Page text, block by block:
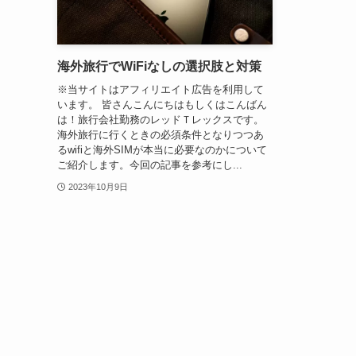
海外旅行でWiFiなしの選択肢と対策
※当サイトはアフィリエイト広告を利用して
います。 皆さんこんにちはもしくはこんばん
は！旅行会社勤務のレッドＴレックスです。
海外旅行に行くときの必須条件となりつつあ
るwifiと海外SIMが本当に必要なのかについて
ご紹介します。今回の記事を参考にし...
2023年10月9日